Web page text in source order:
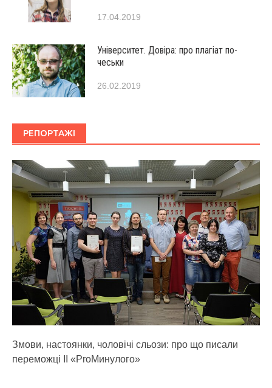
17.04.2019
Університет. Довіра: про плагіат по-
чеськи
26.02.2019
РЕПОРТАЖІ
Змови, настоянки, чоловічі сльози: про що писали
переможці ІІ «ProМинулого»